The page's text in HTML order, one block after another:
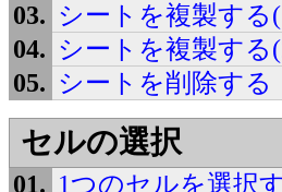
シートを複製する
シートを複製する
シートを削除する
セルの選択
1つのセルを選択